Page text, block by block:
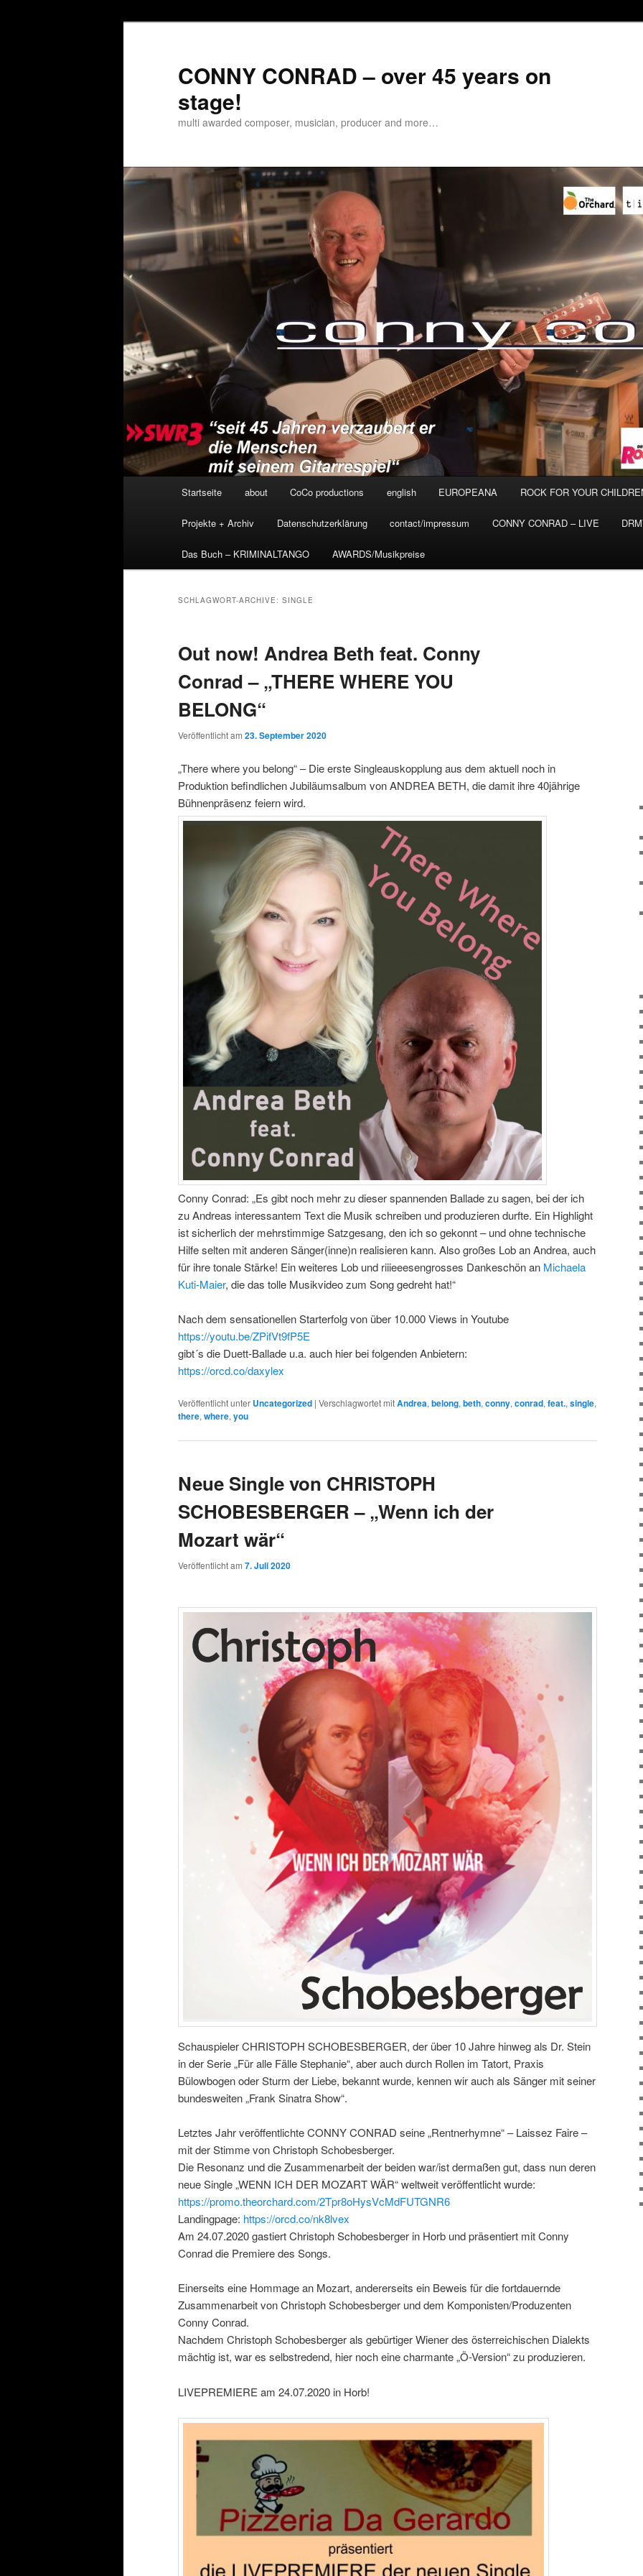
CONNY CONRAD – over 45 years on
stage!
multi awarded composer, musician, producer and more…
Startseite about CoCo productions english EUROPEANA ROCK FOR YOUR
Projekte + Archiv Datenschutzerklärung contact/impressum CONNY CONRAD – LIVE
Das Buch – KRIMINALTANGO AWARDS/Musikpreise
SCHLAGWORT-ARCHIVE: SINGLE
Out now! Andrea Beth feat. Conny
Conrad – „THERE WHERE YOU
BELONG“
Veröffentlicht am 23. September 2020
„There where you belong“ – Die erste Singleauskopplung aus dem aktuell noch in
Produktion befindlichen Jubiläumsalbum von ANDREA BETH, die damit ihre 40jährige
Bühnenpräsenz feiern wird.
Conny Conrad: „Es gibt noch mehr zu dieser spannenden Ballade zu sagen, bei der ich
zu Andreas interessantem Text die Musik schreiben und produzieren durfte. Ein Highlight
ist sicherlich der mehrstimmige Satzgesang, den ich so gekonnt – und ohne technische
Hilfe selten mit anderen Sänger(inne)n realisieren kann. Also großes Lob an Andrea, auch
für ihre tonale Stärke! Ein weiteres Lob und riiieeesengrosses Dankeschön an Michaela
Kuti-Maier, die das tolle Musikvideo zum Song gedreht hat!“
Nach dem sensationellen Starterfolg von über 10.000 Views in Youtube
https://youtu.be/ZPifVt9fP5E
gibt´s die Duett-Ballade u.a. auch hier bei folgenden Anbietern:
https://orcd.co/daxylex
Veröffentlicht unter Uncategorized | Verschlagwortet mitAndrea, belong, beth, conny, conrad, feat., single,
there, where, you
Neue Single von CHRISTOPH
SCHOBESBERGER – „Wenn ich der
Mozart wär“
Veröffentlicht am 7. Juli 2020
Schauspieler CHRISTOPH SCHOBESBERGER, der über 10 Jahre hinweg als Dr. Stein
in der Serie „Für alle Fälle Stephanie“, aber auch durch Rollen im Tatort, Praxis
Bülowbogen oder Sturm der Liebe, bekannt wurde, kennen wir auch als Sänger mit seiner
bundesweiten „Frank Sinatra Show“.
Letztes Jahr veröffentlichte CONNY CONRAD seine „Rentnerhymne“ – Laissez Faire –
mit der Stimme von Christoph Schobesberger.
Die Resonanz und die Zusammenarbeit der beiden war/ist dermaßen gut, dass nun deren
neue Single „WENN ICH DER MOZART WÄR“ weltweit veröffentlicht wurde:
https://promo.theorchard.com/2Tpr8oHysVcMdFUTGNR6
Landingpage: https://orcd.co/nk8lvex
Am 24.07.2020 gastiert Christoph Schobesberger in Horb und präsentiert mit Conny
Conrad die Premiere des Songs.
Einerseits eine Hommage an Mozart, andererseits ein Beweis für die fortdauernde
Zusammenarbeit von Christoph Schobesberger und dem Komponisten/Produzenten
Conny Conrad.
Nachdem Christoph Schobesberger als gebürtiger Wiener des österreichischen Dialekts
mächtig ist, war es selbstredend, hier noch eine charmante „Ö-Version“ zu produzieren.
LIVEPREMIERE am 24.07.2020 in Horb!